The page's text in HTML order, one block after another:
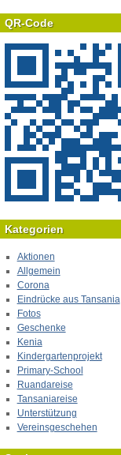
QR-Code
Kategorien
Aktionen
Allgemein
Corona
Eindrücke aus Tansania
Fotos
Geschenke
Kenia
Kindergartenprojekt
Primary-School
Ruandareise
Tansaniareise
Unterstützung
Vereinsgeschehen